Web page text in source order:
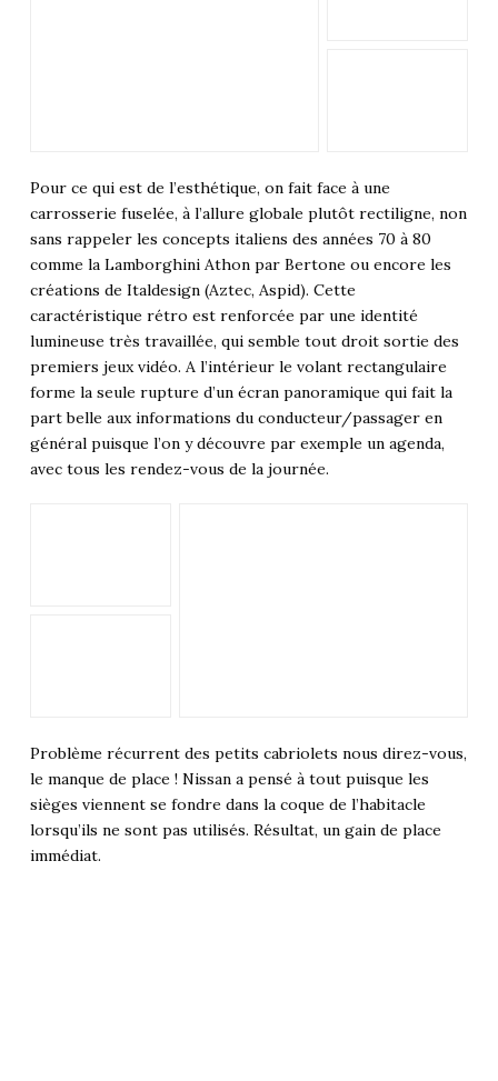
Pour ce qui est de l’esthétique, on fait face à une
carrosserie fuselée, à l’allure globale plutôt rectiligne, non
sans rappeler les concepts italiens des années 70 à 80
comme la Lamborghini Athon par Bertone ou encore les
créations de Italdesign (Aztec, Aspid). Cette
caractéristique rétro est renforcée par une identité
lumineuse très travaillée, qui semble tout droit sortie des
premiers jeux vidéo. A l’intérieur le volant rectangulaire
forme la seule rupture d’un écran panoramique qui fait la
part belle aux informations du conducteur/passager en
général puisque l’on y découvre par exemple un agenda,
avec tous les rendez-vous de la journée.
Problème récurrent des petits cabriolets nous direz-vous,
le manque de place ! Nissan a pensé à tout puisque les
sièges viennent se fondre dans la coque de l’habitacle
lorsqu’ils ne sont pas utilisés. Résultat, un gain de place
immédiat.